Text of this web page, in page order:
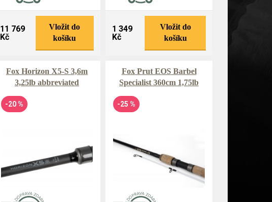
11 769
Kč
Vložit do
košíku
1 349
Kč
Vložit do
košíku
Fox Horizon X5-S 3,6m
3,25lb abbreviated
-20 %
Fox Prut EOS Barbel
Specialist 360cm 1,75lb
-25 %